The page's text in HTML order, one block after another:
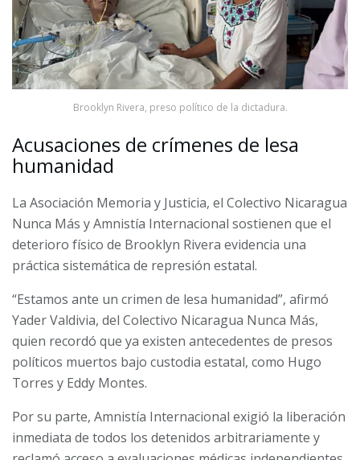
Brooklyn Rivera, preso político de la dictadura.
Acusaciones de crímenes de lesa
humanidad
La Asociación Memoria y Justicia, el Colectivo Nicaragua
Nunca Más y Amnistía Internacional sostienen que el
deterioro físico de Brooklyn Rivera evidencia una
práctica sistemática de represión estatal.
“Estamos ante un crimen de lesa humanidad”, afirmó
Yader Valdivia, del Colectivo Nicaragua Nunca Más,
quien recordó que ya existen antecedentes de presos
políticos muertos bajo custodia estatal, como Hugo
Torres y Eddy Montes.
Por su parte, Amnistía Internacional exigió la liberación
inmediata de todos los detenidos arbitrariamente y